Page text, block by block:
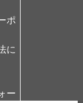
ポ
に
ー